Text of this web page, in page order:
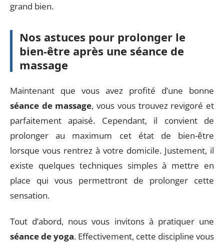
grand bien.
Nos astuces pour prolonger le
bien-être après une séance de
massage
Maintenant que vous avez profité d’une bonne
séance de massage, vous vous trouvez revigoré et
parfaitement apaisé. Cependant, il convient de
prolonger au maximum cet état de bien-être
lorsque vous rentrez à votre domicile. Justement, il
existe quelques techniques simples à mettre en
place qui vous permettront de prolonger cette
sensation.
Tout d’abord, nous vous invitons à pratiquer une
séance de yoga. Effectivement, cette discipline vous